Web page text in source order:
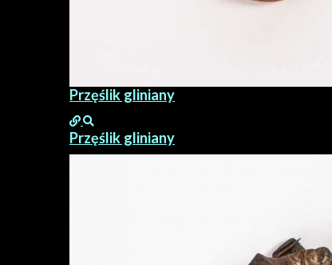
Przęślik gliniany
Przęślik gliniany